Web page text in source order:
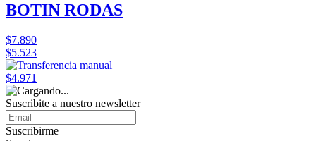
BOTIN RODAS
$7.890
$5.523
$4.971
Suscribite a nuestro newsletter
Suscribirme